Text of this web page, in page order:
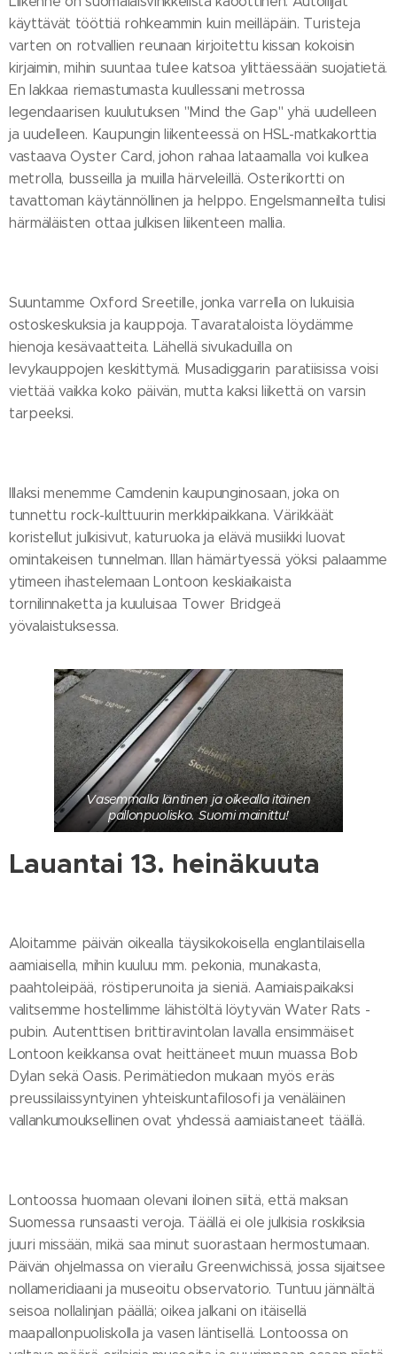
käyttävät tööttiä rohkeammin kuin meilläpäin. Turisteja
varten on rotvallien reunaan kirjoitettu kissan kokoisin
kirjaimin, mihin suuntaa tulee katsoa ylittäessään suojatietä.
En lakkaa riemastumasta kuullessani metrossa
legendaarisen kuulutuksen "Mind the Gap" yhä uudelleen
ja uudelleen. Kaupungin liikenteessä on HSL-matkakorttia
vastaava Oyster Card, johon rahaa lataamalla voi kulkea
metrolla, busseilla ja muilla härveleillä. Osterikortti on
tavattoman käytännöllinen ja helppo. Engelsmanneilta tulisi
härmäläisten ottaa julkisen liikenteen mallia.
Suuntamme Oxford Sreetille, jonka varrella on lukuisia
ostoskeskuksia ja kauppoja. Tavarataloista löydämme
hienoja kesävaatteita. Lähellä sivukaduilla on
levykauppojen keskittymä. Musadiggarin paratiisissa voisi
viettää vaikka koko päivän, mutta kaksi liikettä on varsin
tarpeeksi.
Illaksi menemme Camdenin kaupunginosaan, joka on
tunnettu rock-kulttuurin merkkipaikkana. Värikkäät
koristellut julkisivut, katuruoka ja elävä musiikki luovat
omintakeisen tunnelman. Illan hämärtyessä yöksi palaamme
ytimeen ihastelemaan Lontoon keskiaikaista
tornilinnaketta ja kuuluisaa Tower Bridgeä
yövalaistuksessa.
Vasemmalla läntinen ja oikealla itäinen
pallonpuolisko. Suomi mainittu!
Lauantai 13. heinäkuuta
Aloitamme päivän oikealla täysikokoisella englantilaisella
aamiaisella, mihin kuuluu mm. pekonia, munakasta,
paahtoleipää, röstiperunoita ja sieniä. Aamiaispaikaksi
valitsemme hostellimme lähistöltä löytyvän Water Rats -
pubin. Autenttisen brittiravintolan lavalla ensimmäiset
Lontoon keikkansa ovat heittäneet muun muassa Bob
Dylan sekä Oasis. Perimätiedon mukaan myös eräs
preussilaissyntyinen yhteiskuntafilosofi ja venäläinen
vallankumouksellinen ovat yhdessä aamiaistaneet täällä.
Lontoossa huomaan olevani iloinen siitä, että maksan
Suomessa runsaasti veroja. Täällä ei ole julkisia roskiksia
juuri missään, mikä saa minut suorastaan hermostumaan.
Päivän ohjelmassa on vierailu Greenwichissä, jossa sijaitsee
nollameridiaani ja museoitu observatorio. Tuntuu jännältä
seisoa nollalinjan päällä; oikea jalkani on itäisellä
maapallonpuoliskolla ja vasen läntisellä. Lontoossa on